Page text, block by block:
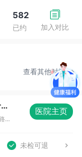
加入对比
582
已约
查看其他时间
北京瑞慈体检中心(三里屯分院)
北京市朝阳区工体北路8号院三里屯SOHO5楼六号商场3层
医院主页
未检可退